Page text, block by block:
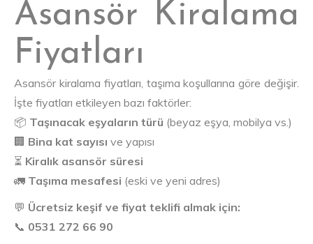
Asansör Kiralama
Fiyatları
Asansör kiralama fiyatları, taşıma koşullarına göre değişir.
İşte fiyatları etkileyen bazı faktörler:
📦 Taşınacak eşyaların türü (beyaz eşya, mobilya vs.)
🏢 Bina kat sayısı ve yapısı
⏳ Kiralık asansör süresi
🚛 Taşıma mesafesi (eski ve yeni adres)
💬 Ücretsiz keşif ve fiyat teklifi almak için:
📞 0531 272 66 90